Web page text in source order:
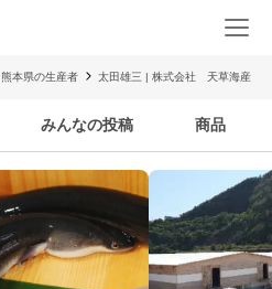
熊本県の生産者 太田雄三 | 株式会社 天草海産
みんなの投稿 商品